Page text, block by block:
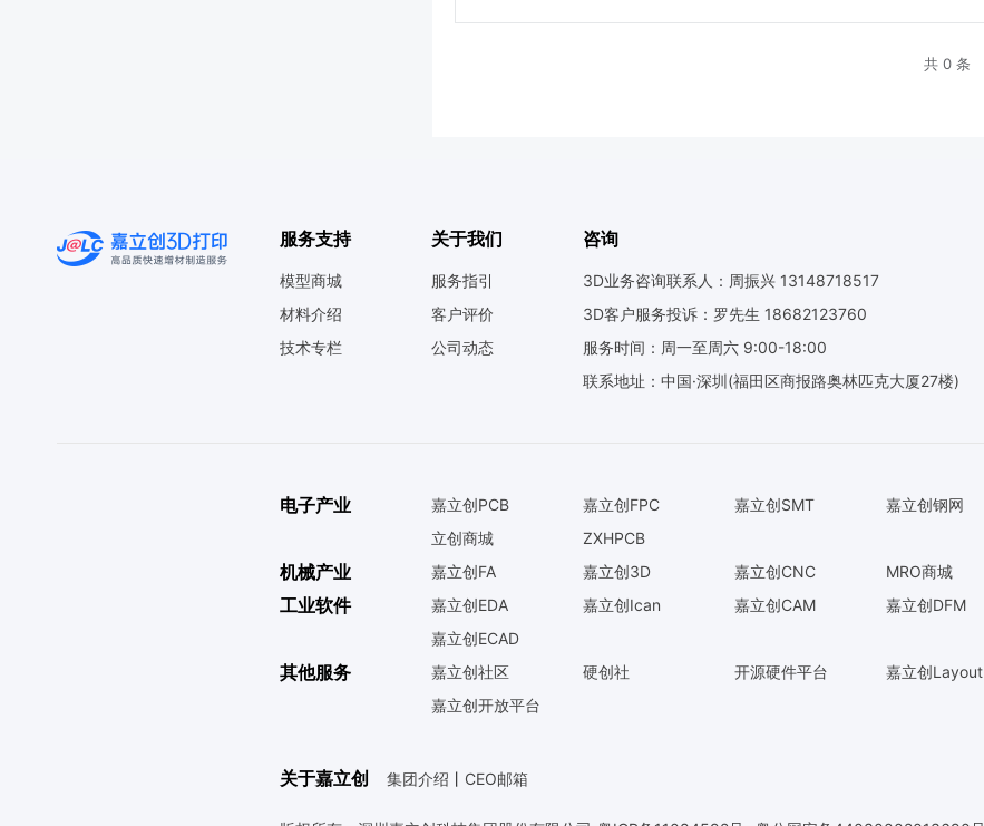
共 0 条
服务支持
模型商城
材料介绍
技术专栏
关于我们
服务指引
客户评价
公司动态
咨询
3D业务咨询联系人：周振兴 13148718517
3D客户服务投诉：罗先生 18682123760
服务时间：周一至周六 9:00-18:00
联系地址：中国·深圳(福田区商报路奥林匹克大厦27楼)
电子产业 嘉立创PCB 嘉立创FPC 嘉立创SMT 嘉立创钢网
立创商城
ZXHPCB
机械产业 嘉立创FA 嘉立创3D 嘉立创CNC MRO商城
工业软件 嘉立创EDA 嘉立创Ican 嘉立创CAM 嘉立创DFM
嘉立创ECAD
其他服务 嘉立创社区 硬创社 开源硬件平台 嘉立创Layout
嘉立创开放平台
关于嘉立创 集团介绍 丨 CEO邮箱